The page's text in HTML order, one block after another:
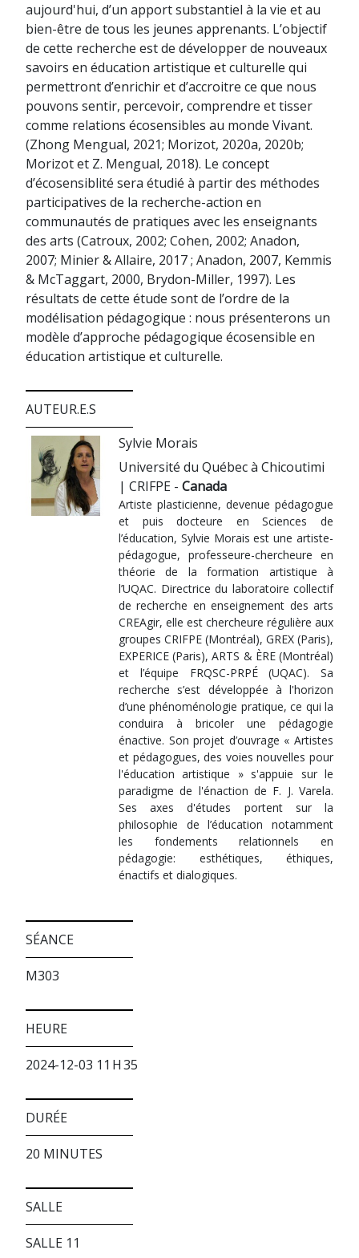
aujourd'hui, d’un apport substantiel à la vie et au
bien-être de tous les jeunes apprenants. L’objectif
de cette recherche est de développer de nouveaux
savoirs en éducation artistique et culturelle qui
permettront d’enrichir et d’accroitre ce que nous
pouvons sentir, percevoir, comprendre et tisser
comme relations écosensibles au monde Vivant.
(Zhong Mengual, 2021; Morizot, 2020a, 2020b;
Morizot et Z. Mengual, 2018). Le concept
d’écosensiblité sera étudié à partir des méthodes
participatives de la recherche-action en
communautés de pratiques avec les enseignants
des arts (Catroux, 2002; Cohen, 2002; Anadon,
2007; Minier & Allaire, 2017 ; Anadon, 2007, Kemmis
& McTaggart, 2000, Brydon-Miller, 1997). Les
résultats de cette étude sont de l’ordre de la
modélisation pédagogique : nous présenterons un
modèle d’approche pédagogique écosensible en
éducation artistique et culturelle.
AUTEUR.E.S
Sylvie Morais
Université du Québec à Chicoutimi
| CRIFPE - Canada
Artiste plasticienne, devenue pédagogue
et puis docteure en Sciences de
l’éducation, Sylvie Morais est une artiste-
pédagogue, professeure-chercheure en
théorie de la formation artistique à
l’UQAC. Directrice du laboratoire collectif
de recherche en enseignement des arts
CREAgir, elle est chercheure régulière aux
groupes CRIFPE (Montréal), GREX (Paris),
EXPERICE (Paris), ARTS & ÈRE (Montréal)
et l’équipe FRQSC-PRPÉ (UQAC). Sa
recherche s’est développée à l'horizon
d’une phénoménologie pratique, ce qui la
conduira à bricoler une pédagogie
énactive. Son projet d’ouvrage « Artistes
et pédagogues, des voies nouvelles pour
l'éducation artistique » s'appuie sur le
paradigme de l'énaction de F. J. Varela.
Ses axes d'études portent sur la
philosophie de l’éducation notamment
les fondements relationnels en
pédagogie: esthétiques, éthiques,
énactifs et dialogiques.
SÉANCE
M303
HEURE
2024-12-03 11 H 35
DURÉE
20 MINUTES
SALLE
SALLE 11